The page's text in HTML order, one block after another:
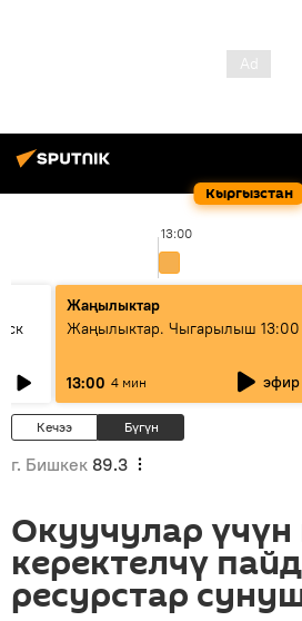
Кыргызстан
13:00
Жаңылыктар
Жаңылыктар. Чыгарылыш 13:00
13:00 4 мин эфир
Кечээ Бүгүн
г. Бишкек 89.3
Окуучулар
керектелчү
ресурстар